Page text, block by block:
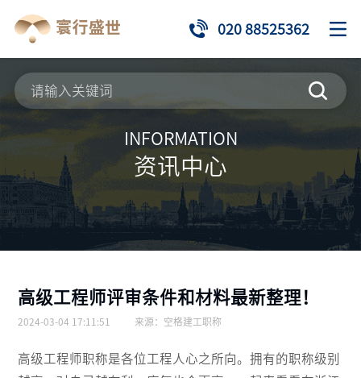
020 88525362
INFORMATION
资讯中心
高级工程师评审条件和材料最新整理！
2024-03-04 17:11:51 来源： 空格建工职称
高级工程师职称是各位工程人心之所向。拥有的职称级别